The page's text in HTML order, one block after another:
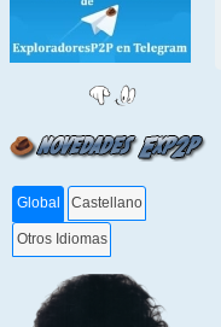
Global Castellano
Otros Idiomas